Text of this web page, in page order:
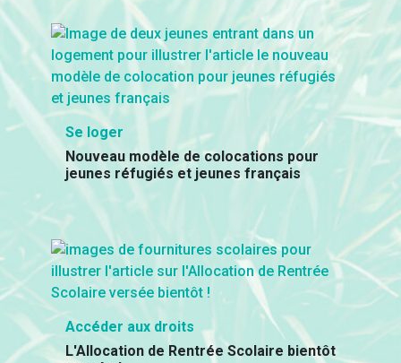
Se loger
Nouveau modèle de colocations pour
jeunes réfugiés et jeunes français
Accéder aux droits
L'Allocation de Rentrée Scolaire bientôt